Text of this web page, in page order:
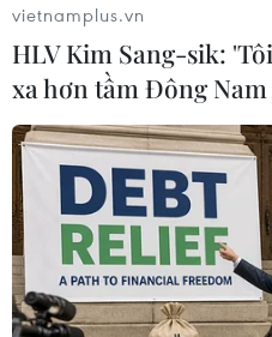
Những bó hoa hương đa
vietnamplus.vn
HLV Kim Sang-sik:
xa hơn tầm Đông Nam